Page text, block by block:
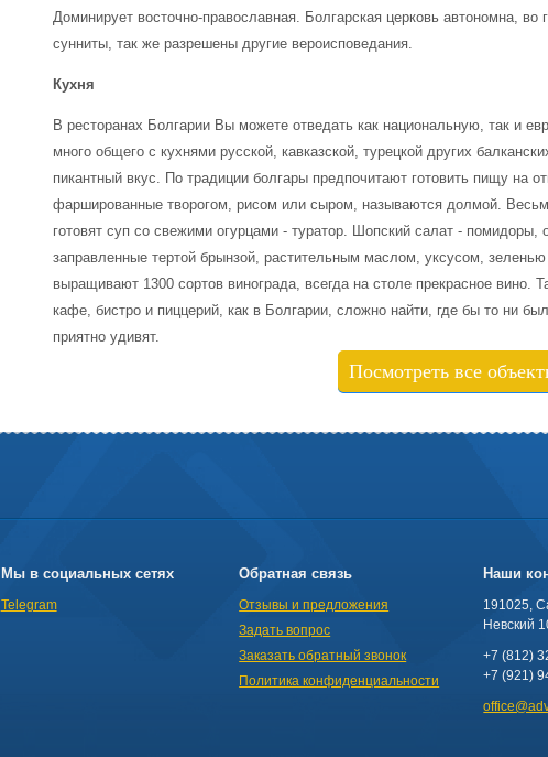
Доминирует восточно-православная. Болгарская церковь автономна,
сунниты, так же разрешены другие вероисповедания.
Кухня
В ресторанах Болгарии Вы можете отведать как национальную, так и
много общего с кухнями русской, кавказской, турецкой других
пикантный вкус. По традиции болгары предпочитают готовить пищу на
фаршированные творогом, рисом или сыром, называются долмой.
готовят суп со свежими огурцами - туратор. Шопский салат - помидоры,
заправленные тертой брынзой, растительным маслом, уксусом,
выращивают 1300 сортов винограда, всегда на столе прекрасное вино.
кафе, бистро и пиццерий, как в Болгарии, сложно найти, где бы то ни
приятно удивят.
Посмотреть все
Мы в социальных сетях
Telegram
Обратная связь
Отзывы и предложения
Задать вопрос
Заказать обратный звонок
Политика конфиденциальности
Наши
191025,
Невский
+7 (812)
+7 (921)